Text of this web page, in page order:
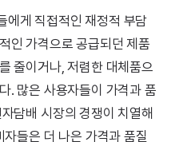
에게 직접적인 재정적 부담
인 가격으로 공급되던 제품
줄이거나, 저렴한 대체품으
. 많은 사용자들이 가격과 품
담배 시장의 경쟁이 치열해
들은 더 나은 가격과 품질